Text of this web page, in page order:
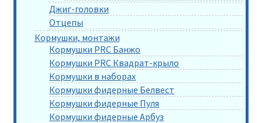
Джиг-головки
Отцепы
Кормушки, монтажи
Кормушки PRC Банжо
Кормушки PRC Квадрат-крыло
Кормушки в наборах
Кормушки фидерные Белвест
Кормушки фидерные Пуля
Кормушки фидерные Арбуз